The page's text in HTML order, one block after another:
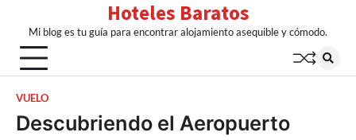
content
Hoteles Baratos
Mi blog es tu guía para encontrar alojamiento asequible y cómodo.
VUELO
Descubriendo el Aeropuerto